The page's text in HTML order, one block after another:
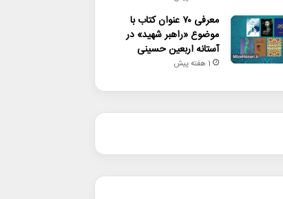
معرفی ۷۰ عنوان کتاب با
موضوع «راهبر شهید» در
آستانه اربعین حسینی
1 هفته پیش